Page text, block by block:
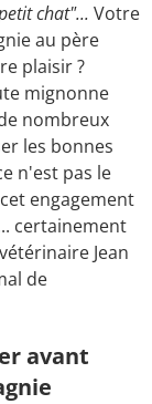
chat"... Votre
au père
plaisir ?
mignonne
nombreux
les bonnes
n'est pas le
engagement
certainement
Jean
de
avant